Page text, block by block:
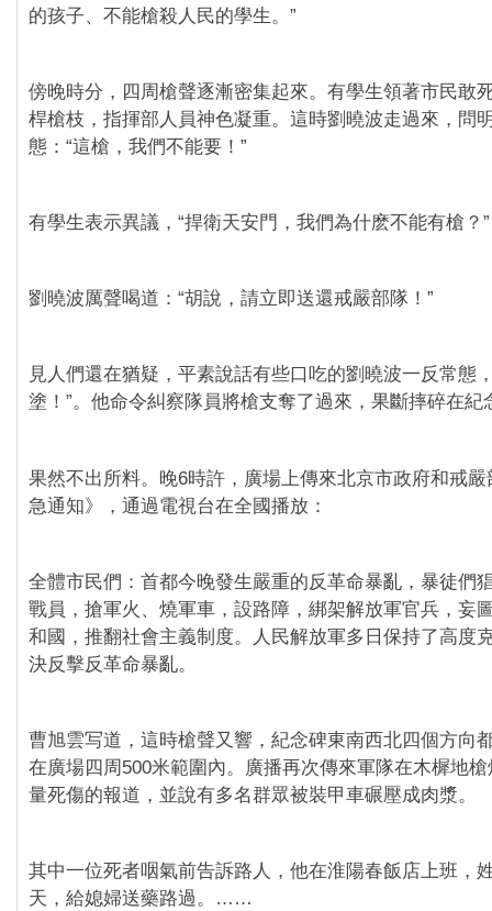
的孩子、不能槍殺人民的學生。”
傍晚時分，四周槍聲逐漸密集起來。有學生領著市民敢
桿槍枝，指揮部人員神色凝重。這時劉曉波走過來，問
態：“這槍，我們不能要！”
有學生表示異議，“捍衛天安門，我們為什麽不能有槍？”
劉曉波厲聲喝道：“胡說，請立即送還戒嚴部隊！”
見人們還在猶疑，平素說話有些口吃的劉曉波一反常態
塗！”。他命令糾察隊員將槍支奪了過來，果斷摔碎在紀
果然不出所料。‪晚6時許，廣場上傳來北京市政府和戒
急通知》，通過電視台在全國播放：
全體市民們：首都今晚發生嚴重的反革命暴亂，暴徒們
戰員，搶軍火、燒軍車，設路障，綁架解放軍官兵，妄
和國，推翻社會主義制度。人民解放軍多日保持了高度
決反擊反革命暴亂。
曹旭雲写道，這時槍聲又響，紀念碑東南西北四個方向
在廣場四周500米範圍內。廣播再次傳來軍隊在木樨地
量死傷的報道，並說有多名群眾被裝甲車碾壓成肉漿。
其中一位死者咽氣前告訴路人，他在淮陽春飯店上班，
天，給媳婦送藥路過。……